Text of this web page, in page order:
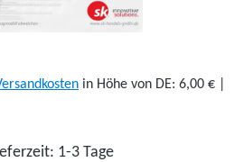
in Höhe von DE: 6,00 € |
1-3 Tage